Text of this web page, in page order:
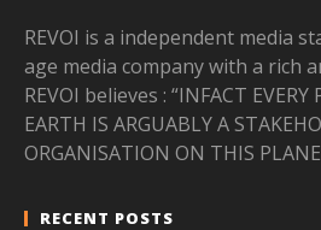
REVOI is a independent media
age media company with a rich
REVOI believes : “INFACT EVERY
EARTH IS ARGUABLY A
ORGANISATION ON THIS
RECENT POSTS